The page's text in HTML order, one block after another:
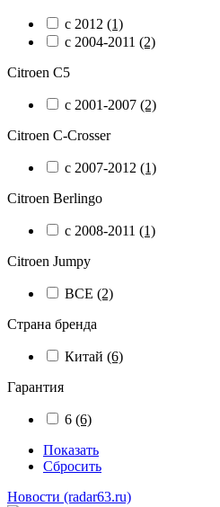
c 2012 (1)
с 2004-2011 (2)
Citroen C5
с 2001-2007 (2)
Citroen C-Crosser
с 2007-2012 (1)
Citroen Berlingo
с 2008-2011 (1)
Citroen Jumpy
ВСЕ (2)
Страна бренда
Китай (6)
Гарантия
6 (6)
Показать
Сбросить
Новости (radar63.ru)